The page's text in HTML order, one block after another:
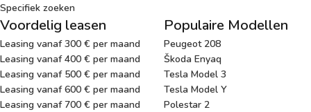
Specifiek zoeken
Voordelig leasen
Leasing vanaf 300 € per maand
Leasing vanaf 400 € per maand
Leasing vanaf 500 € per maand
Leasing vanaf 600 € per maand
Leasing vanaf 700 € per maand
Populaire Modellen
Peugeot 208
Škoda Enyaq
Tesla Model 3
Tesla Model Y
Polestar 2